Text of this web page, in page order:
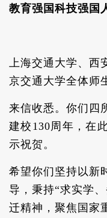
教育强国科技强国
上海交通大学、西
京交通大学全体师
来信收悉。你们四
建校130周年，在
示祝贺。
希望你们坚持以新
导，秉持“求实学
迁精神，聚焦国家